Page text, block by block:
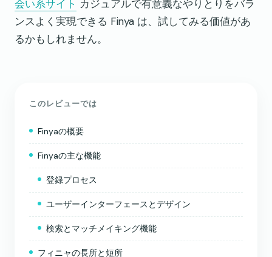
会い系サイト カジュアルで有意義なやりとりをバラ
ンスよく実現できる Finya は、試してみる価値があ
るかもしれません。
このレビューでは
Finyaの概要
Finyaの主な機能
登録プロセス
ユーザーインターフェースとデザイン
検索とマッチメイキング機能
フィニャの長所と短所